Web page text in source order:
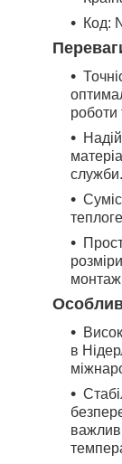
Код:
роботи
служби.
монтаж
в